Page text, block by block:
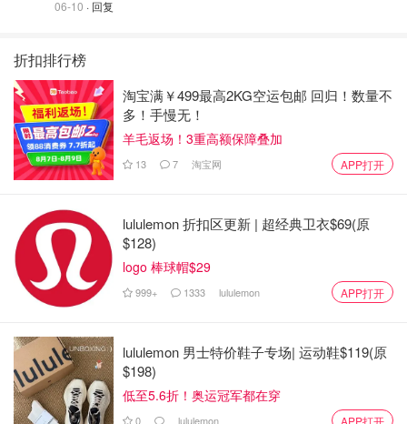
06-10 · 回复
折扣排行榜
淘宝满￥499最高2KG空运包邮 回归！数量不
多！手慢无！
羊毛返场！3重高额保障叠加
13 7 淘宝网 APP打开
lululemon 折扣区更新 | 超经典卫衣$69(原
$128)
logo 棒球帽$29
999+ 1333 lululemon APP打开
lululemon 男士特价鞋子专场| 运动鞋$119(原
$198)
低至5.6折！奥运冠军都在穿
0 lululemon APP打开